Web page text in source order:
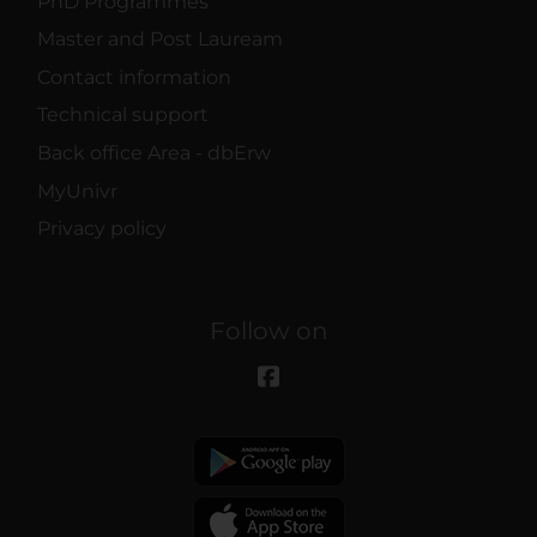
Master and Post Lauream
Contact information
Technical support
Back office Area - dbErw
MyUnivr
Privacy policy
Follow on